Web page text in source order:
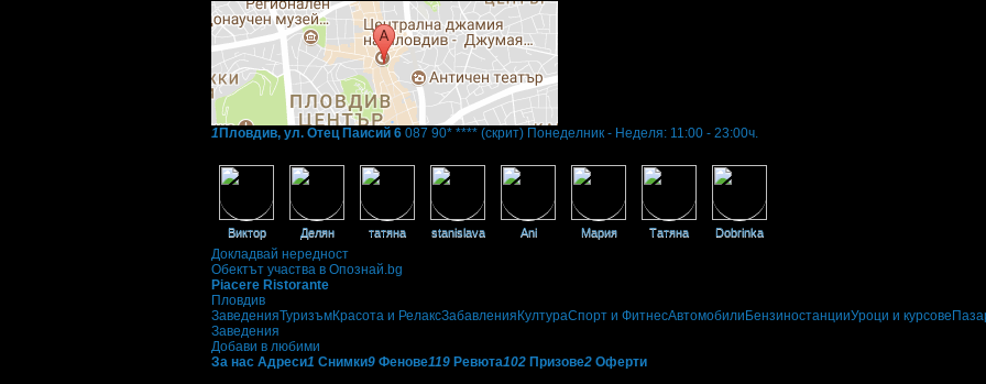
1 Пловдив, ул. Отец Паисий 6 087 90* **** (скрит) Понеделник - Неделя: 11:00 - 23:00ч.
Виктор Делян татяна stanislava Ani Мария Татяна Dobrinka
Докладвай нередност
Обектът участва в Опознай.bg
Piacere Ristorante
Пловдив
ЗаведенияТуризъмКрасота и РелаксЗабавления КултураСпорт и ФитнесАвтомобили БензиностанцииУроци и курсове
Заведения
Добави в любими
За нас Адреси1 Снимки9 Фенове119 Ревюта102 Призове2 Оферти